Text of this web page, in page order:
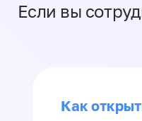
Если вы
Как